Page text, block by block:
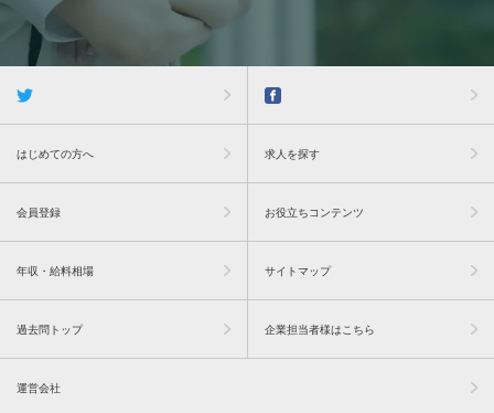
はじめての方へ 求人を探す
会員登録 お役立ちコンテンツ
年収・給料相場 サイトマップ
過去問トップ 企業担当者様はこちら
運営会社